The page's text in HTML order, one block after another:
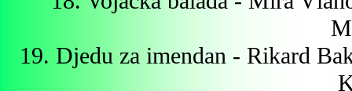
19. Djedu za imendan - Rikard